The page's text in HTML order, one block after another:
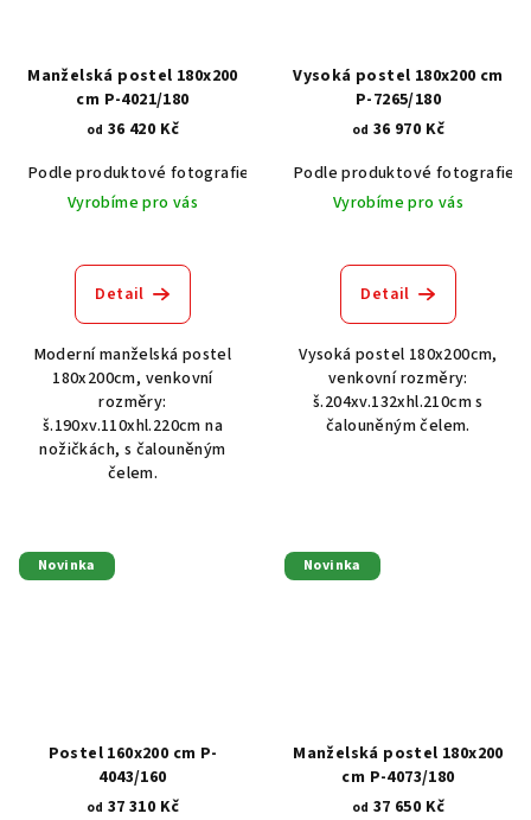
Manželská postel 180x200
cm P-4021/180
od 36 420 Kč
Podle produktové fotografie
Akát vintage BT1551
Dub světlý
Vyrobíme pro vás
Detail
Moderní manželská postel
180x200cm, venkovní
rozměry:
š.190xv.110xhl.220cm na
nožičkách, s čalouněným
čelem.
Vysoká postel 180x200 cm
P-7265/180
od 36 970 Kč
Podle produktové fotografie
Vyrobíme pro vás
Detail
Vysoká postel 180x200cm,
venkovní rozměry:
š.204xv.132xhl.210cm s
čalouněným čelem.
Novinka
Postel 160x200 cm P-
4043/160
od 37 310 Kč
Novinka
Manželská postel 180x200
cm P-4073/180
od 37 650 Kč